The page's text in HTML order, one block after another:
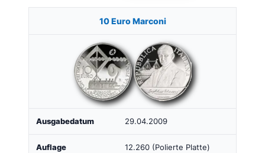
10 Euro Marconi
29.04.2009
12.260 (Polierte Platte)